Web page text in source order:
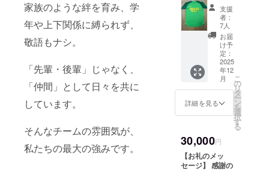
家族のような絆を育み、学
年や上下関係に縛られず、
敬語もナシ。
「先輩・後輩」じゃなく、
「仲間」として日々を共に
しています。
そんなチームの雰囲気が、
私たちの最大の強みです。
、〇〇
選手保
護者の
知人、
〇〇選
手の
ジュニ
アチー
ム関係
者など)
※一般支
に「一
者」と
と、帝
京長岡
サポー
ターユ
フォー
ムを提
供させ
ていた
だきま
す。 ※
チー
ム、選
関係性
を、備
考欄に
記載く
支援
者：
7人
お届
け予
定：
2025
年12
月
詳細を見る
こ
の
リ
タ
ー
ン
を
選
択
す
る
30,000円
【お礼のメッ
セージ】 感謝の